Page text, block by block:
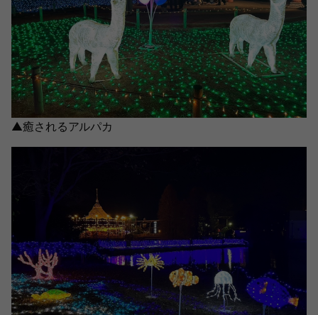
▲癒されるアルパカ